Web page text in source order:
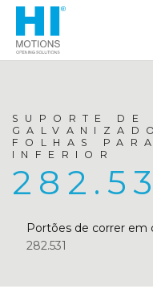
SUPORTE DE
FOLHAS
INFERIOR
Portões de correr em
282.531